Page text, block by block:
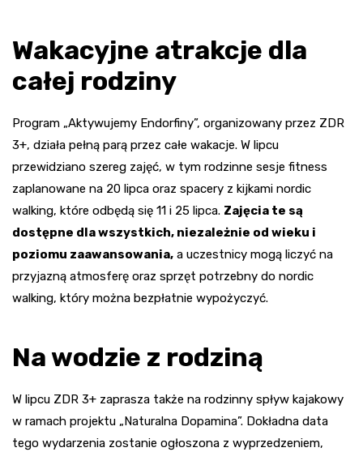
Wakacyjne atrakcje dla
całej rodziny
Program „Aktywujemy Endorfiny”, organizowany przez ZDR
3+, działa pełną parą przez całe wakacje. W lipcu
przewidziano szereg zajęć, w tym rodzinne sesje fitness
zaplanowane na 20 lipca oraz spacery z kijkami nordic
walking, które odbędą się 11 i 25 lipca. Zajęcia te są
dostępne dla wszystkich, niezależnie od wieku i
poziomu zaawansowania, a uczestnicy mogą liczyć na
przyjazną atmosferę oraz sprzęt potrzebny do nordic
walking, który można bezpłatnie wypożyczyć.
Na wodzie z rodziną
W lipcu ZDR 3+ zaprasza także na rodzinny spływ kajakowy
w ramach projektu „Naturalna Dopamina”. Dokładna data
tego wydarzenia zostanie ogłoszona z wyprzedzeniem,